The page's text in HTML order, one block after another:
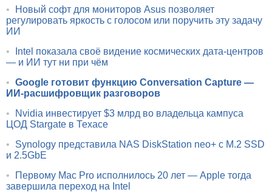
•
Новый софт для мониторов Asus позволяет
регулировать яркость с голосом или поручить эту задачу
ИИ
•
Intel показала своё видение космических дата-центров
— и ИИ тут ни при чём
• Google готовит функцию Conversation Capture —
ИИ-расшифровщик разговоров
•
Nvidia инвестирует $3 млрд во владельца кампуса
ЦОД Stargate в Техасе
•
Synology представила NAS DiskStation neo+ с M.2 SSD
и 2.5GbE
•
Первому Mac Pro исполнилось 20 лет — Apple тогда
завершила переход на Intel